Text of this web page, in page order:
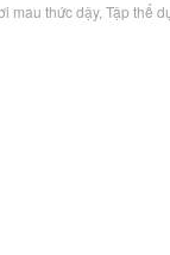
mau thức dậy, Tập thể